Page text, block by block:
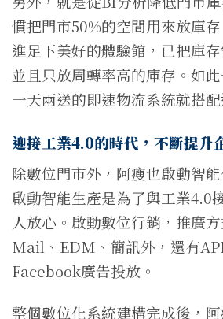
慣把門市50%的空間用來放庫
進足下美好的體驗館，已把庫存
並且只放周轉率高的庫存。如
一天兩送的即速物流系統就搭配
迎接工業4.0的時代，不斷提升
除數位門市外，阿瘦也啟動智
啟動智能生產是為了與工業4.0
人放心。啟動數位行銷，推廣
Mail、EDM、簡訊外，還有
Facebook廣告投放。
整個數位化系統建構完成後，